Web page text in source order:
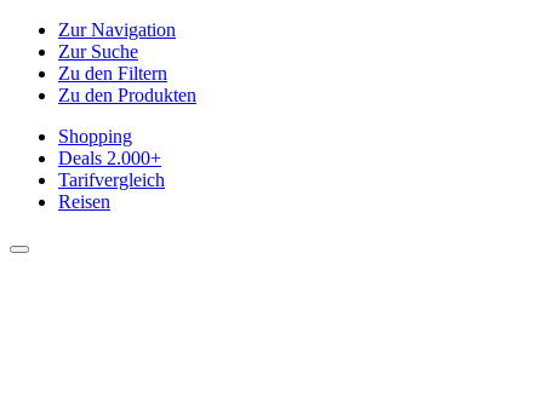
Zur Navigation
Zur Suche
Zu den Filtern
Zu den Produkten
Shopping
Deals 2.000+
Tarifvergleich
Reisen